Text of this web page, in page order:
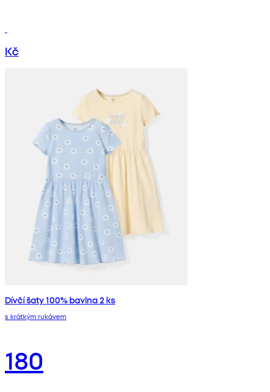
Kč
Dívčí šaty 100% bavlna 2 ks
s krátkým rukávem
180